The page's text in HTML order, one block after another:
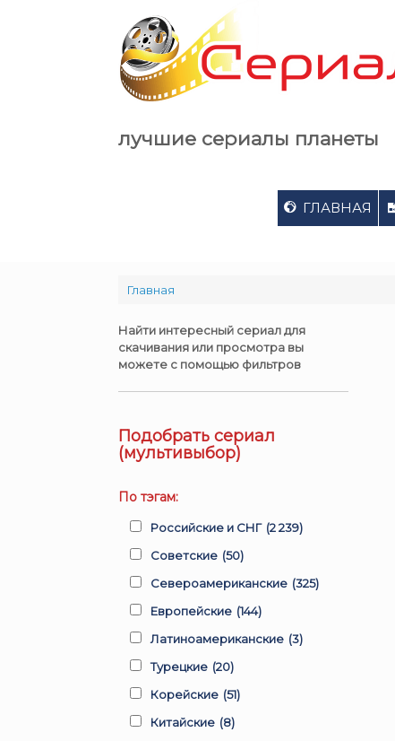
лучшие сериалы планеты
ГЛАВНАЯ
Главная
Найти интересный сериал для
скачивания или просмотра вы
можете с помощью фильтров
Подобрать сериал
(мультивыбор)
По тэгам:
Российские и СНГ (2 239)
Советские (50)
Североамериканские (325)
Европейские (144)
Латиноамериканские (3)
Турецкие (20)
Корейские (51)
Китайские (8)